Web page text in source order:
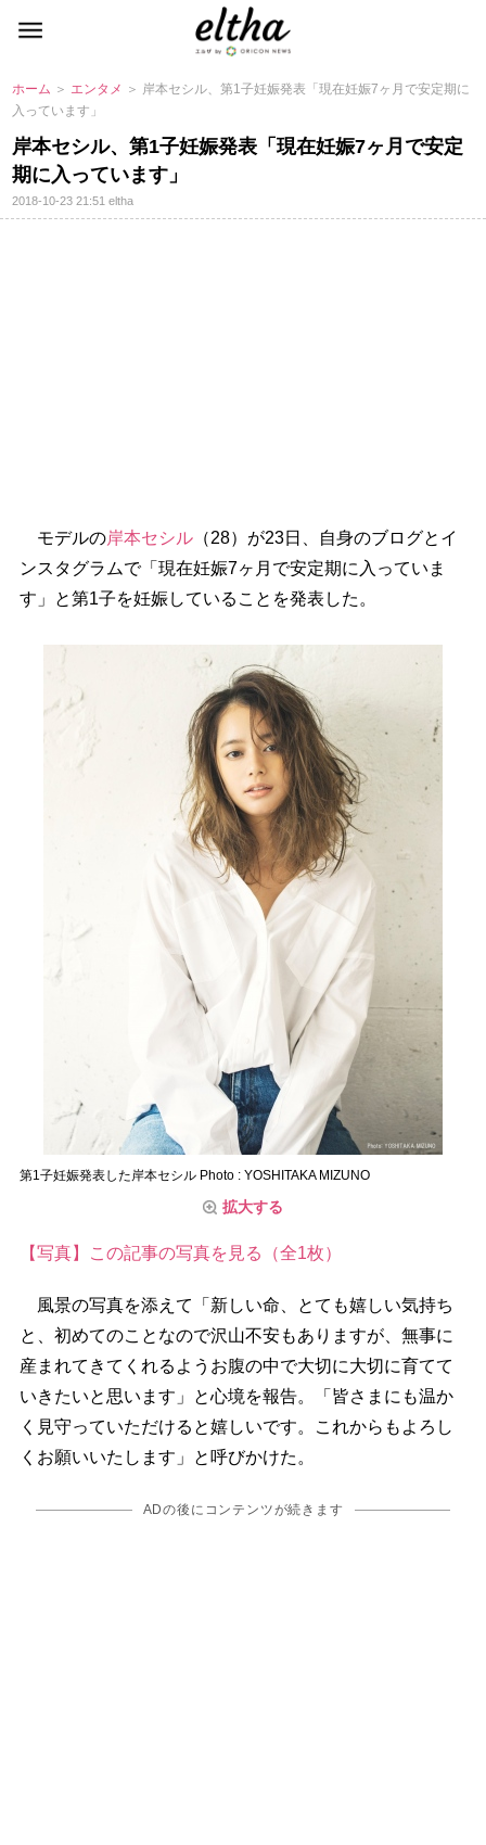
ホーム ＞ エンタメ ＞ 岸本セシル、第1子妊娠発表「現在妊娠7ヶ月で安定期に
入っています」
岸本セシル、第1子妊娠発表「現在妊娠7ヶ月で安定
期に入っています」
2018-10-23 21:51eltha
モデルの岸本セシル（28）が23日、自身のブログとイ
ンスタグラムで「現在妊娠7ヶ月で安定期に入っていま
す」と第1子を妊娠していることを発表した。
第1子妊娠発表した岸本セシル Photo : YOSHITAKA MIZUNO
拡大する
【写真】この記事の写真を見る（全1枚）
風景の写真を添えて「新しい命、とても嬉しい気持ち
と、初めてのことなので沢山不安もありますが、無事に
産まれてきてくれるようお腹の中で大切に大切に育てて
いきたいと思います」と心境を報告。「皆さまにも温か
く見守っていただけると嬉しいです。これからもよろし
くお願いいたします」と呼びかけた。
ADの後にコンテンツが続きます